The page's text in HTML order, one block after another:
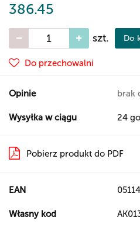
386.45
szt. Do
Do przechowalni
Opinie brak
Wysyłka w ciągu 24
Pobierz produkt do PDF
EAN
Własny kod